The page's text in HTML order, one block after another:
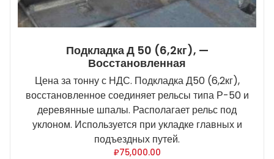
Подкладка Д 50 (6,2кг), —
Восстановленная
Цена за тонну с НДС. Подкладка Д50 (6,2кг),
восстановленное соединяет рельсы типа Р-50 и
деревянные шпалы. Располагает рельс под
уклоном. Используется при укладке главных и
подъездных путей.
₽75,000.00